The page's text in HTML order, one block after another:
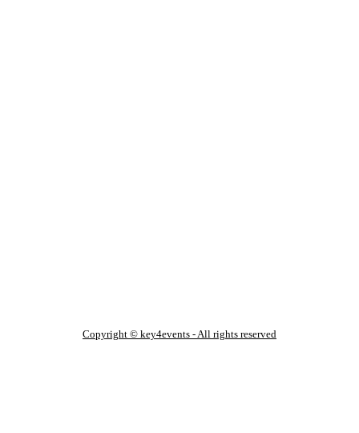
Copyright © key4events - All rights reserved